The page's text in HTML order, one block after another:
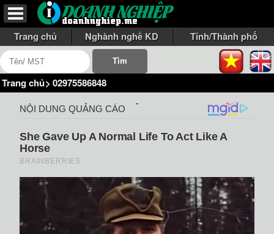
Trang chủ Nghành nghề KD Tỉnh/Thành phố
Trang chủ> 02975586848